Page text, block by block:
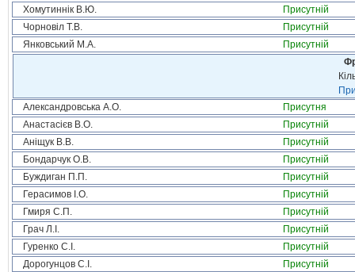
Хомутиннік В.Ю.
Присутній
Чорновіл Т.В.
Присутній
Янковський М.А.
Присутній
Александровська А.О.
Присутня
Анастасієв В.О.
Присутній
Аніщук В.В.
Присутній
Бондарчук О.В.
Присутній
Буждиган П.П.
Присутній
Герасимов І.О.
Присутній
Гмиря С.П.
Присутній
Грач Л.І.
Присутній
Гуренко С.І.
Присутній
Дорогунцов С.І.
Присутній